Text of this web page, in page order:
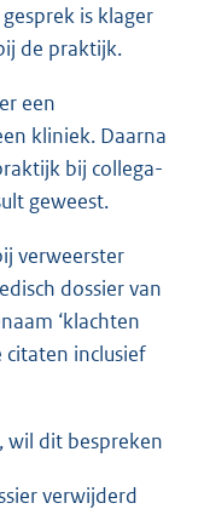
is klager
de praktijk.
een
kliniek. Daarna
bij collega-
geweest.
verweerster
dossier van
‘klachten
citaten inclusief
wil dit bespreken
verwijderd